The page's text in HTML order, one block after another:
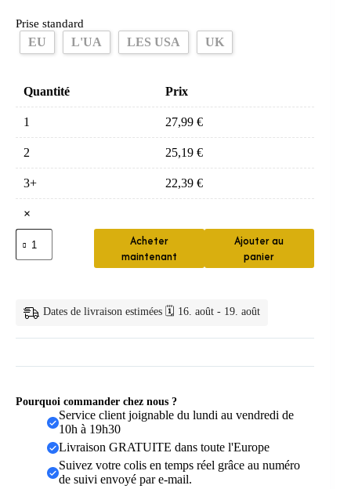
Prise standard
EU L'UA LES USA UK
Quantité Prix
1 27,99 €
2 25,19 €
3+ 22,39 €
×
quantité
de
Mini
&
de
Acheter
maintenant
Ajouter au
panier
Dates de livraison estimées 🗓️ 16. août - 19. août
Pourquoi commander chez nous ?
Service client joignable du lundi au vendredi de
10h à 19h30
Livraison GRATUITE dans toute l'Europe
Suivez votre colis en temps réel grâce au numéro
de suivi envoyé par e-mail.